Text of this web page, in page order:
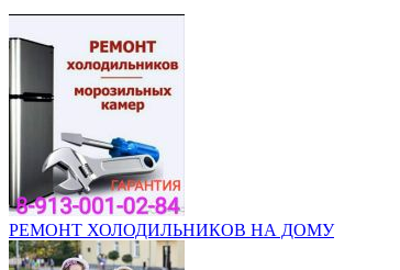
РЕМОНТ ХОЛОДИЛЬНИКОВ НА ДОМУ